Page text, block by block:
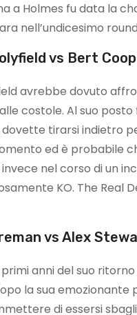
a Holmes fu data la
nell’undicesimo
vs Bert
avrebbe dovuto
costole. Al suo
dovette tirarsi indietro
ed è probabile
nel corso di un
KO. The Real
vs Alex
anni del suo
la sua
di essersi